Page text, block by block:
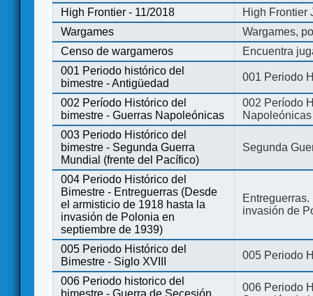
High Frontier - 11/2018
High Frontier
Wargames
Wargames,
Censo de wargameros
Encuentra
001 Periodo histórico del
bimestre - Antigüedad
001 Periodo
002 Período Histórico del
bimestre - Guerras Napoleónicas
002 Período
Napoleónicas
003 Periodo Histórico del
bimestre - Segunda Guerra
Mundial (frente del Pacífico)
Segunda
004 Periodo Histórico del
Bimestre - Entreguerras (Desde
el armisticio de 1918 hasta la
invasión de Polonia en
septiembre de 1939)
invasión de
005 Periodo Histórico del
Bimestre - Siglo XVIII
005 Periodo
006 Periodo historico del
006 Periodo